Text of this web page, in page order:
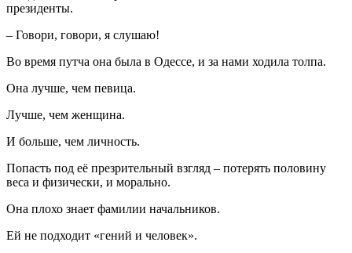
президенты.
– Говори, говори, я слушаю!
Во время путча она была в Одессе, и за нами ходила толпа.
Она лучше, чем певица.
Лучше, чем женщина.
И больше, чем личность.
Попасть под её презрительный взгляд – потерять половину
веса и физически, и морально.
Она плохо знает фамилии начальников.
Ей не подходит «гений и человек».